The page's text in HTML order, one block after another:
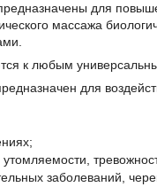
для
массажа
к любым
для
заболеваний,